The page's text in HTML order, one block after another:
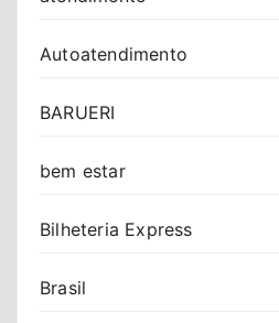
Autoatendimento
BARUERI
bem estar
Bilheteria Express
Brasil